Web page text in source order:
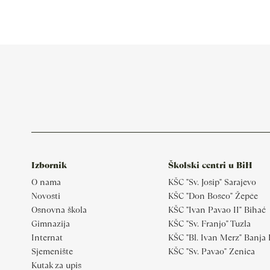
Izbornik
O nama
Novosti
Osnovna škola
Gimnazija
Internat
Sjemenište
Kutak za upis
Školski centri u BiH
KŠC "Sv. Josip" Sarajevo
KŠC "Don Bosco" Žepče
KŠC "Ivan Pavao II" Bihać
KŠC "Sv. Franjo" Tuzla
KŠC "Bl. Ivan Merz" Banja
KŠC "Sv. Pavao" Zenica